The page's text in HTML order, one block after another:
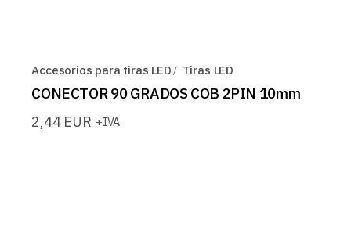
Accesorios para tiras LED Tiras LED
CONECTOR 90 GRADOS COB 2PIN 10mm
2,44 EUR +IVA